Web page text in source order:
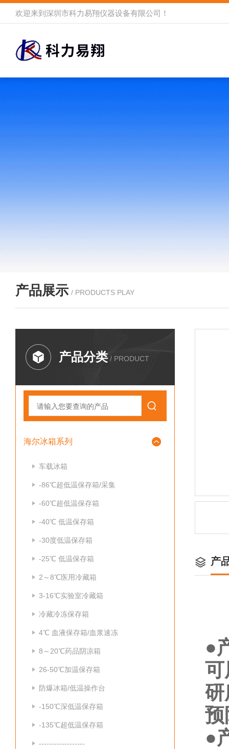
欢迎来到 深圳市科力易翔仪器设备有限公司 ！
产品展示 / PRODUCTS PLAY
产品分类 / PRODUCT
海尔冰箱系列
车载冰箱
-86℃超低温保存箱/采集
-60℃超低温保存箱
-40℃ 低温保存箱
-30度低温保存箱
-25℃ 低温保存箱
2～8℃医用冷藏箱
3-16℃实验室冷藏箱
冷藏冷冻保存箱
4℃ 血液保存箱/血浆速冻
8～20℃药品阴凉箱
26-50℃加温保存箱
防爆冰箱/低温操作台
-150℃深低温保存箱
-135℃超低温保存箱
------------------
产
●
可
研
预
●